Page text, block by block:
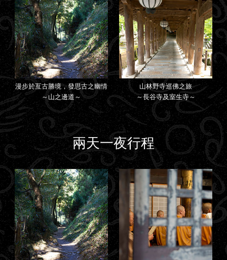
漫步於亙古勝境，發思古之幽情
～山之邊道～
山林野寺巡佛之旅
～長谷寺及室生寺～
兩天一夜行程